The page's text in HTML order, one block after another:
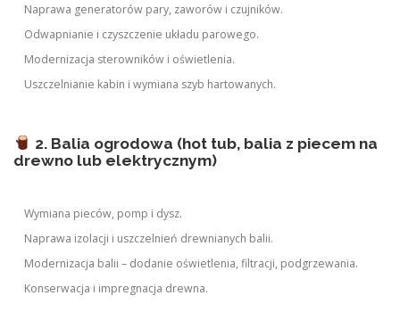
Naprawa generatorów pary, zaworów i czujników.
Odwapnianie i czyszczenie układu parowego.
Modernizacja sterowników i oświetlenia.
Uszczelnianie kabin i wymiana szyb hartowanych.
2. Balia ogrodowa (hot tub, balia z piecem na
drewno lub elektrycznym)
Wymiana pieców, pomp i dysz.
Naprawa izolacji i uszczelnień drewnianych balii.
Modernizacja balii – dodanie oświetlenia, filtracji, podgrzewania.
Konserwacja i impregnacja drewna.